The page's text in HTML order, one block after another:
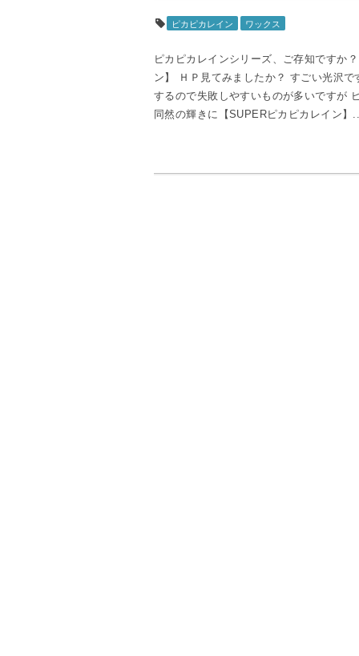
ピカピカレイン ワックス
ピカピカレインシリーズ、ご存知ですか
ン】 ＨＰ見てみましたか？ すごい光沢
するので失敗しやすいものが多いですが
同然の輝きに【SUPERピカピカレイン】